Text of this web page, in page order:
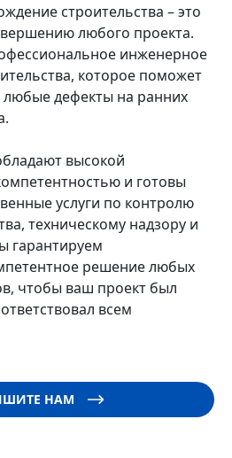
строительства – это
любого проекта.
инженерное
которое поможет
любые дефекты на ранних
высокой
и готовы
услуги по контролю
техническому надзору и
гарантируем
решение любых
чтобы ваш проект был
всем
НАМ